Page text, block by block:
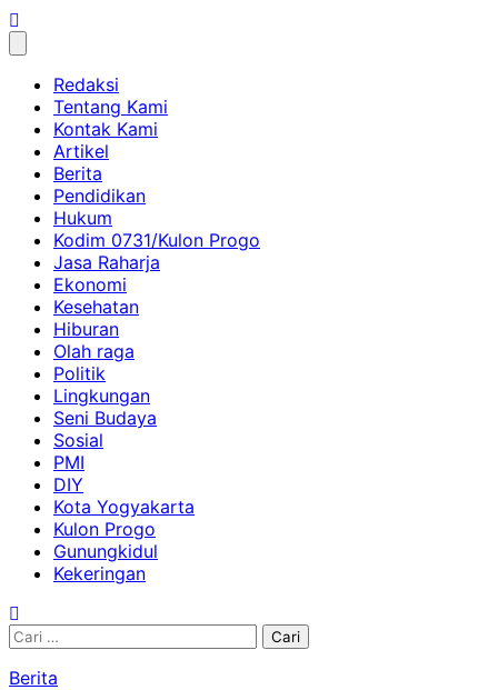
Skip
to
Redaksi
Tentang Kami
Kontak Kami
Artikel
Berita
Pendidikan
Hukum
Kodim 0731/Kulon Progo
Jasa Raharja
Ekonomi
Kesehatan
Hiburan
Olah raga
Politik
Lingkungan
Seni Budaya
Sosial
PMI
DIY
Kota Yogyakarta
Kulon Progo
Gunungkidul
Kekeringan
Cari
Berita